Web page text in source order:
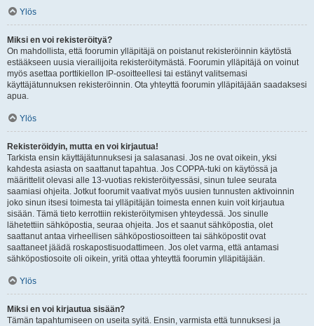
Ylös
Miksi en voi rekisteröityä?
On mahdollista, että foorumin ylläpitäjä on poistanut rekisteröinnin käytöstä
estääkseen uusia vierailijoita rekisteröitymästä. Foorumin ylläpitäjä on voinut
myös asettaa porttikiellon IP-osoitteellesi tai estänyt valitsemasi
käyttäjätunnuksen rekisteröinnin. Ota yhteyttä foorumin ylläpitäjään saadaksesi
apua.
Ylös
Rekisteröidyin, mutta en voi kirjautua!
Tarkista ensin käyttäjätunnuksesi ja salasanasi. Jos ne ovat oikein, yksi
kahdesta asiasta on saattanut tapahtua. Jos COPPA-tuki on käytössä ja
määrittelit olevasi alle 13-vuotias rekisteröityessäsi, sinun tulee seurata
saamiasi ohjeita. Jotkut foorumit vaativat myös uusien tunnusten aktivoinnin
joko sinun itsesi toimesta tai ylläpitäjän toimesta ennen kuin voit kirjautua
sisään. Tämä tieto kerrottiin rekisteröitymisen yhteydessä. Jos sinulle
lähetettiin sähköpostia, seuraa ohjeita. Jos et saanut sähköpostia, olet
saattanut antaa virheellisen sähköpostiosoitteen tai sähköpostit ovat
saattaneet jäädä roskapostisuodattimeen. Jos olet varma, että antamasi
sähköpostiosoite oli oikein, yritä ottaa yhteyttä foorumin ylläpitäjään.
Ylös
Miksi en voi kirjautua sisään?
Tämän tapahtumiseen on useita syitä. Ensin, varmista että tunnuksesi ja